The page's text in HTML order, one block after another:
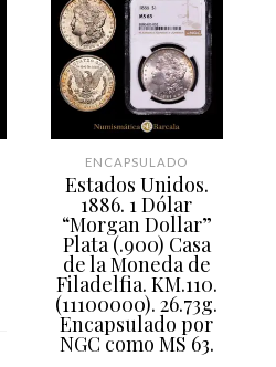
ENCAPSULADO
Estados Unidos.
1886. 1 Dólar
“Morgan Dollar”
Plata (.900) Casa
de la Moneda de
Filadelfia. KM.110.
(11100000). 26.73g.
Encapsulado por
NGC como MS 63.